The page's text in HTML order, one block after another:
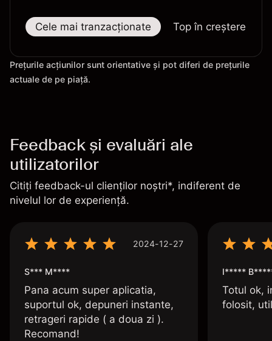
Cele mai tranzacționate Top în creștere
Prețurile acțiunilor sunt orientative și pot diferi de prețurile
actuale de pe piață.
Feedback și evaluări ale
utilizatorilor
Citiți feedback-ul clienților noștri*, indiferent de
nivelul lor de experiență.
2024-12-27
S*** M****
Pana acum super aplicatia,
suportul ok, depuneri instante,
retrageri rapide ( a doua zi ).
Recomand!
I*****
Totul ok,
folosit,